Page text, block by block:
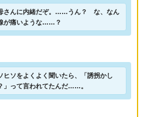
さんに内緒だぞ。……うん？ な、なん
が痛いような……？
ソをよくよく聞いたら、「誘拐かし
」って言われてたんだ……。